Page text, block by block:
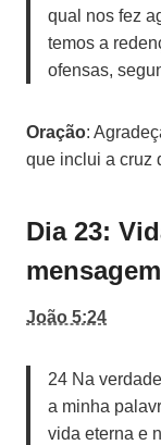
qual nos fez
temos a
ofensas,
Oração:
que inclui a cruz
Dia 23:
João 5:24
24 Na
a minha
vida eterna e